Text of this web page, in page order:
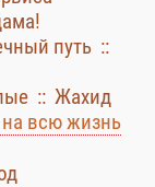
путь ::
:: Жахид
всю жизнь